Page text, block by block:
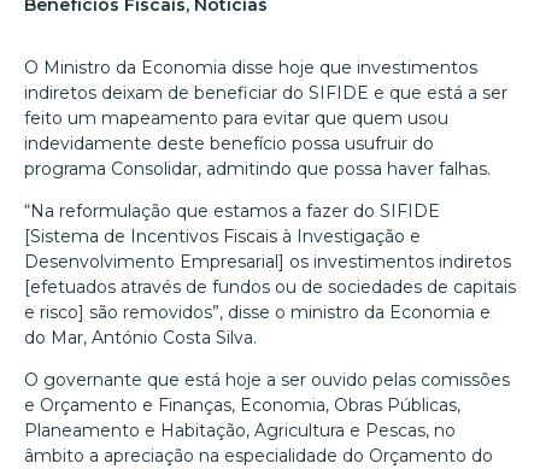
O Ministro da Economia disse hoje que investimentos
indiretos deixam de beneficiar do SIFIDE e que está a ser
feito um mapeamento para evitar que quem usou
indevidamente deste benefício possa usufruir do
programa Consolidar, admitindo que possa haver falhas.
“Na reformulação que estamos a fazer do SIFIDE
[Sistema de Incentivos Fiscais à Investigação e
Desenvolvimento Empresarial] os investimentos indiretos
[efetuados através de fundos ou de sociedades de capitais
e risco] são removidos”, disse o ministro da Economia e
do Mar, António Costa Silva.
O governante que está hoje a ser ouvido pelas comissões
e Orçamento e Finanças, Economia, Obras Públicas,
Planeamento e Habitação, Agricultura e Pescas, no
âmbito a apreciação na especialidade do Orçamento do